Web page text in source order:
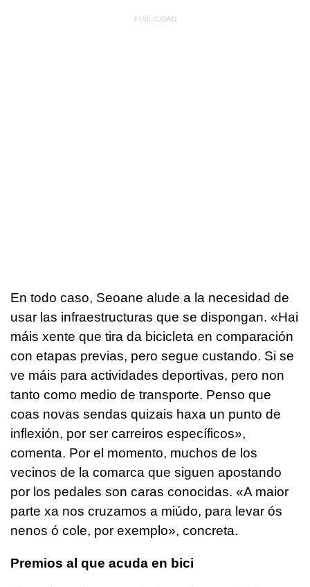
En todo caso, Seoane alude a la necesidad de
usar las infraestructuras que se dispongan. «Hai
máis xente que tira da bicicleta en comparación
con etapas previas, pero segue custando. Si se
ve máis para actividades deportivas, pero non
tanto como medio de transporte. Penso que
coas novas sendas quizais haxa un punto de
inflexión, por ser carreiros específicos»,
comenta. Por el momento, muchos de los
vecinos de la comarca que siguen apostando
por los pedales son caras conocidas. «A maior
parte xa nos cruzamos a miúdo, para levar ós
nenos ó cole, por exemplo», concreta.
Premios al que acuda en bici